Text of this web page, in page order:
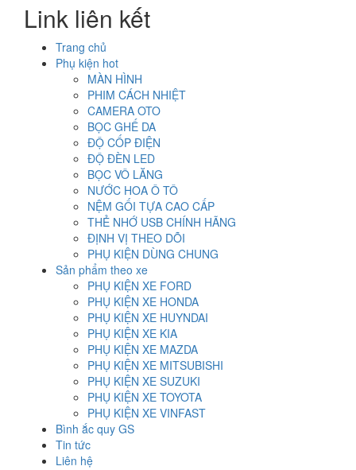
2.000.000₫.là:
1.200.000₫.
Link liên kết
Trang chủ
Phụ kiện hot
MÀN HÌNH
PHIM CÁCH NHIỆT
CAMERA OTO
BỌC GHẾ DA
ĐỘ CỐP ĐIỆN
ĐỘ ĐÈN LED
BỌC VÔ LĂNG
NƯỚC HOA Ô TÔ
NỆM GỐI TỰA CAO CẤP
THẺ NHỚ USB CHÍNH HÃNG
ĐỊNH VỊ THEO DÕI
PHỤ KIỆN DÙNG CHUNG
Sản phẩm theo xe
PHỤ KIỆN XE FORD
PHỤ KIỆN XE HONDA
PHỤ KIỆN XE HUYNDAI
PHỤ KIỆN XE KIA
PHỤ KIỆN XE MAZDA
PHỤ KIỆN XE MITSUBISHI
PHỤ KIỆN XE SUZUKI
PHỤ KIỆN XE TOYOTA
PHỤ KIỆN XE VINFAST
Bình ắc quy GS
Tin tức
Liên hệ